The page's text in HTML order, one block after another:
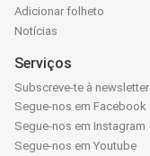
Adicionar folheto
Notícias
Serviços
Subscreve-te à newsletter
Segue-nos em Facebook
Segue-nos em Instagram
Segue-nos em Youtube